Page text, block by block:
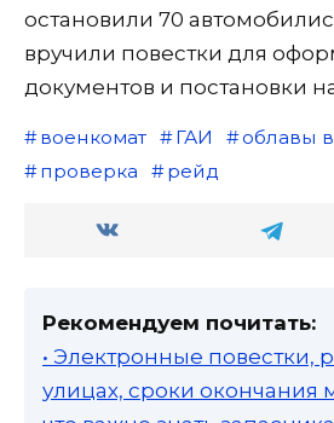
остановили 70
вручили повестки для
документов и постановки
военкомат ГАИ облавы
проверка
рейд
Рекомендуем почитать:
• Электронные повестки,
улицах, сроки окончания